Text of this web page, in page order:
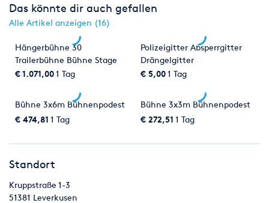
Das könnte dir auch gefallen
Alle Artikel anzeigen (16)
Hängerbühne 30
Trailerbühne Bühne Stage
€ 1.071,001 Tag
Polizeigitter Absperrgitter
Drängelgitter
Mannesmanngitter Gitter
€ 5,001 Tag
Bühne 3x6m Bühnenpodest
€ 474,81 1 Tag
Bühne 3x3m Bühnenpodest
€ 272,51 1 Tag
Standort
Kruppstraße 1-3
51381 Leverkusen